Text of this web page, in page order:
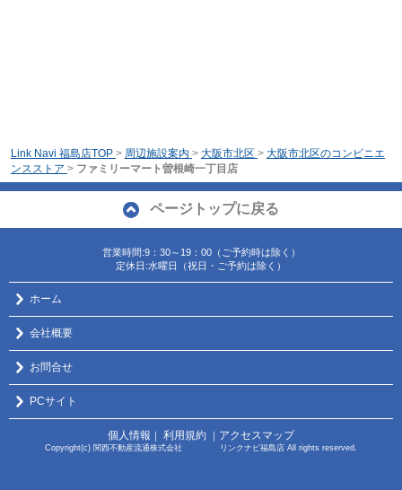
Link Navi 福島店TOP > 周辺施設案内 > 大阪市北区 > 大阪市北区のコンビニエ
ンスストア > ファミリーマート曽根崎一丁目店
ページトップに戻る
営業時間:9：30～19：00（ご予約時は除く）
定休日:水曜日（祝日・ご予約は除く）
ホーム
会社概要
お問合せ
PCサイト
個人情報 ｜ 利用規約 ｜ アクセスマップ
Copyright(c) 関西不動産流通株式会社 リンクナビ福島店 All rights reserved.